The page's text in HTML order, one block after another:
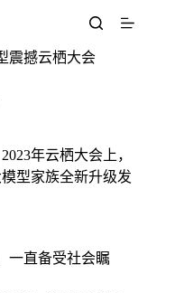
震撼云栖大会
年云栖大会上，
型家族全新升级发
一直备受社会瞩